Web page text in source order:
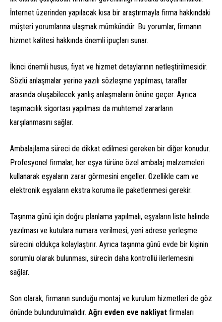
İnternet üzerinden yapılacak kısa bir araştırmayla firma hakkındaki
müşteri yorumlarına ulaşmak mümkündür. Bu yorumlar, firmanın
hizmet kalitesi hakkında önemli ipuçları sunar.
İkinci önemli husus, fiyat ve hizmet detaylarının netleştirilmesidir.
Sözlü anlaşmalar yerine yazılı sözleşme yapılması, taraflar
arasında oluşabilecek yanlış anlaşmaların önüne geçer. Ayrıca
taşımacılık sigortası yapılması da muhtemel zararların
karşılanmasını sağlar.
Ambalajlama süreci de dikkat edilmesi gereken bir diğer konudur.
Profesyonel firmalar, her eşya türüne özel ambalaj malzemeleri
kullanarak eşyaların zarar görmesini engeller. Özellikle cam ve
elektronik eşyaların ekstra koruma ile paketlenmesi gerekir.
Taşınma günü için doğru planlama yapılmalı, eşyaların liste halinde
yazılması ve kutulara numara verilmesi, yeni adrese yerleşme
sürecini oldukça kolaylaştırır. Ayrıca taşınma günü evde bir kişinin
sorumlu olarak bulunması, sürecin daha kontrollü ilerlemesini
sağlar.
Son olarak, firmanın sunduğu montaj ve kurulum hizmetleri de göz
önünde bulundurulmalıdır. Ağrı evden eve nakliyat firmaları